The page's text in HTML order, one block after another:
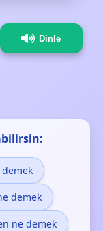
Dinle
demek
ne demek